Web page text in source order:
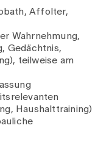
Affolter,
Wahrnehmung,
Gedächtnis,
teilweise am
Haushalttraining)